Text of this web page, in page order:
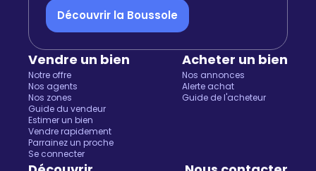
Salut c'est nous...
Découvrir la Boussole
Vendre un bien
Notre offre
Nos agents
Nos zones
Guide du vendeur
Estimer un bien
Vendre rapidement
Parrainez un proche
Se connecter
Acheter un bien
Nos annonces
Alerte achat
Guide de l'acheteur